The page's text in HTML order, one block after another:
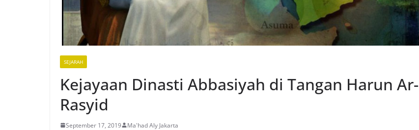
SEJARAH
Kejayaan Dinasti Abbasiyah di Tangan Harun Ar-
Rasyid
September 17, 2019 Ma'had Aly Jakarta